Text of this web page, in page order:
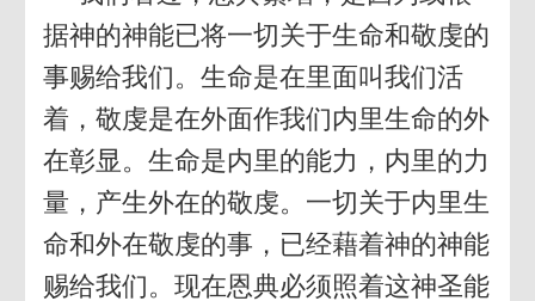
据神的神能已将一切关于生命和敬虔的
事赐给我们。生命是在里面叫我们活
着，敬虔是在外面作我们内里生命的外
在彰显。生命是内里的能力，内里的力
量，产生外在的敬虔。一切关于内里生
命和外在敬虔的事，已经藉着神的神能
赐给我们。现在恩典必须照着这神圣能